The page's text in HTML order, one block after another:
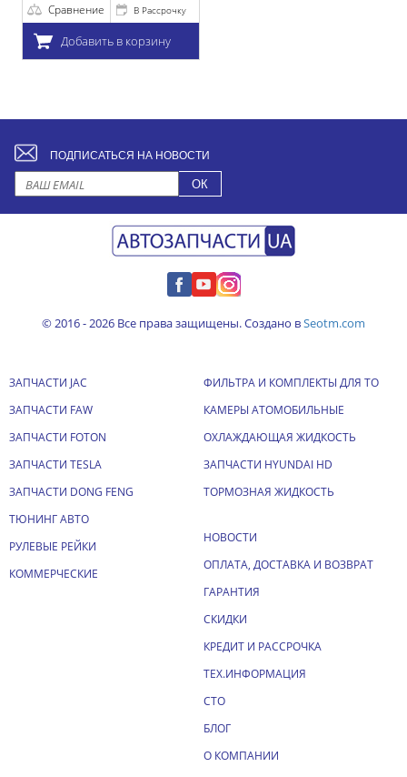
Сравнение В Рассрочку
Добавить в корзину
ПОДПИСАТЬСЯ НА НОВОСТИ
© 2016 - 2026 Все права защищены. Создано вSeotm.com
ЗАПЧАСТИ JAC
ЗАПЧАСТИ FAW
ЗАПЧАСТИ FOTON
ЗАПЧАСТИ TESLA
ЗАПЧАСТИ DONG FENG
ТЮНИНГ АВТО
РУЛЕВЫЕ РЕЙКИ
КОММЕРЧЕСКИЕ
ФИЛЬТРА И КОМПЛЕКТЫ ДЛЯ ТО
КАМЕРЫ АТОМОБИЛЬНЫЕ
ОХЛАЖДАЮЩАЯ ЖИДКОСТЬ
ЗАПЧАСТИ HYUNDAI HD
ТОРМОЗНАЯ ЖИДКОСТЬ
НОВОСТИ
ОПЛАТА, ДОСТАВКА И ВОЗВРАТ
ГАРАНТИЯ
СКИДКИ
КРЕДИТ И РАССРОЧКА
ТЕХ.ИНФОРМАЦИЯ
СТО
БЛОГ
О КОМПАНИИ